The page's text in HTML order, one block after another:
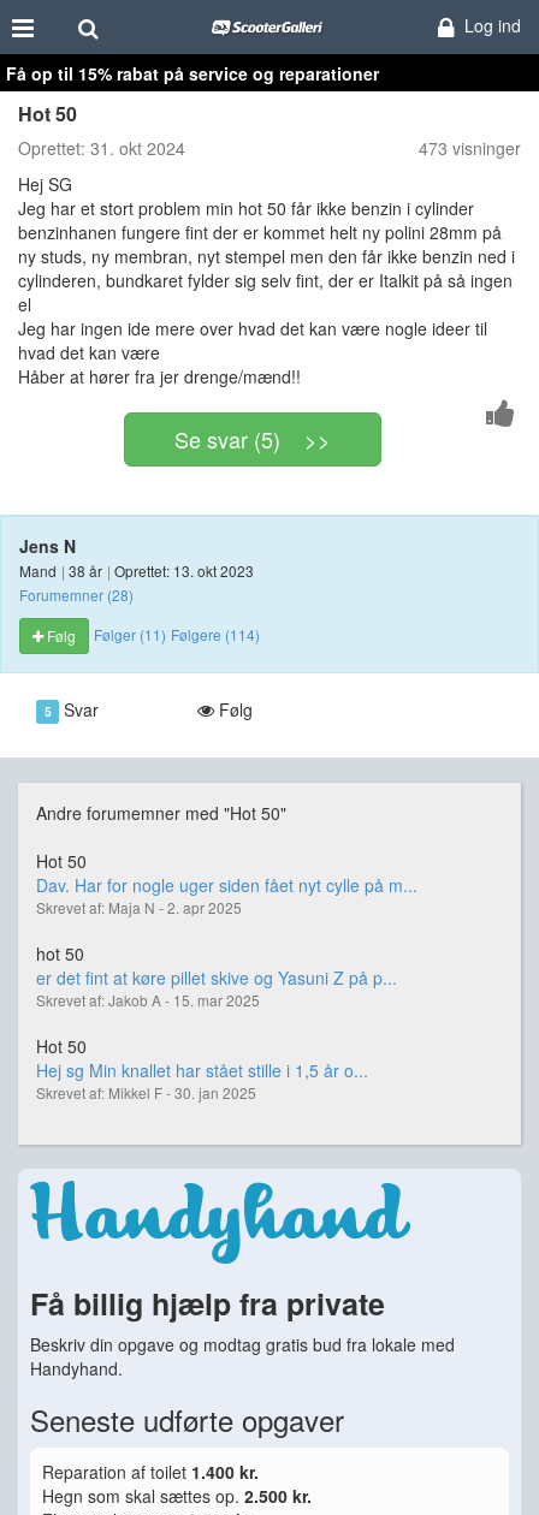
Log ind
Få op til 15% rabat på service og reparationer
Hot 50
Oprettet: 31. okt 2024
473 visninger
Hej SG
Jeg har et stort problem min hot 50 får ikke benzin i cylinder
benzinhanen fungere fint der er kommet helt ny polini 28mm på
ny studs, ny membran, nyt stempel men den får ikke benzin ned i
cylinderen, bundkaret fylder sig selv fint, der er Italkit på så ingen
el
Jeg har ingen ide mere over hvad det kan være nogle ideer til
hvad det kan være
Håber at hører fra jer drenge/mænd!!
Se svar (5) >>
Jens N
Mand | 38 år | Oprettet: 13. okt 2023
Forumemner (28)
Følg
Følger (11) Følgere (114)
5 Svar Følg
Andre forumemner med "Hot 50"
Hot 50
Dav. Har for nogle uger siden fået nyt cylle på m...
Skrevet af: Maja N - 2. apr 2025
hot 50
er det fint at køre pillet skive og Yasuni Z på p...
Skrevet af: Jakob A - 15. mar 2025
Hot 50
Hej sg Min knallet har stået stille i 1,5 år o...
Skrevet af: Mikkel F - 30. jan 2025
Få billig hjælp fra private
Beskriv din opgave og modtag gratis bud fra lokale med
Handyhand.
Seneste udførte opgaver
Reparation af toilet 1.400 kr.
Hegn som skal sættes op. 2.500 kr.